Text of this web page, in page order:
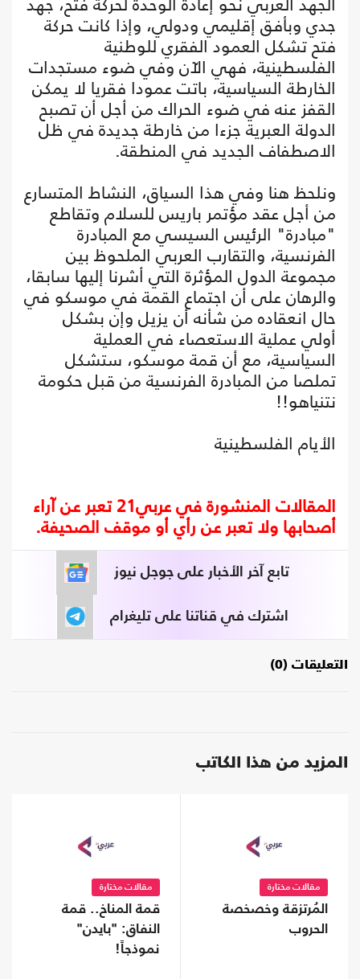
جدي وبأفق إقليمي ودولي، وإذا كانت حركة
فتح تشكل العمود الفقري للوطنية
الفلسطينية، فهي الآن وفي ضوء مستجدات
الخارطة السياسية، باتت عمودا فقريا لا يمكن
القفز عنه في ضوء الحراك من أجل أن تصبح
الدولة العبرية جزءا من خارطة جديدة في ظل
الاصطفاف الجديد في المنطقة.
ونلحظ هنا وفي هذا السياق، النشاط المتسارع
من أجل عقد مؤتمر باريس للسلام وتقاطع
"مبادرة" الرئيس السيسي مع المبادرة
الفرنسية، والتقارب العربي الملحوظ بين
مجموعة الدول المؤثرة التي أشرنا إليها سابقا،
والرهان على أن اجتماع القمة في موسكو في
حال انعقاده من شأنه أن يزيل وإن بشكل
أولي عملية الاستعصاء في العملية
السياسية، مع أن قمة موسكو، ستشكل
تملصا من المبادرة الفرنسية من قبل حكومة
نتنياهو!!
الأيام الفلسطينية
المقالات المنشورة في عربي21 تعبر عن آراء
أصحابها ولا تعبر عن رأي أو موقف الصحيفة.
تابع آخر الأخبار على جوجل نيوز
اشترك في قناتنا على تليغرام
التعليقات (0)
المزيد من هذا الكاتب
مقالات مختارة
المُرتزقة وخصخصة
الحروب
مقالات مختارة
قمة المناخ.. قمة
النفاق: "بايدن"
نموذجاً!